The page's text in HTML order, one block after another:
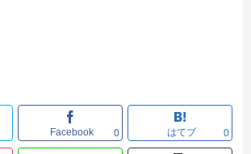
Facebook 0 はてブ 0